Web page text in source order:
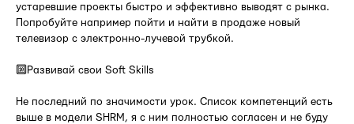
устаревшие проекты быстро и эффективно выводят с рынка.
Попробуйте например пойти и найти в продаже новый
телевизор с электронно-лучевой трубкой.
🔟Развивай свои Soft Skills
Не последний по значимости урок. Список компетенций есть
выше в модели SHRM, я с ним полностью согласен и не буду